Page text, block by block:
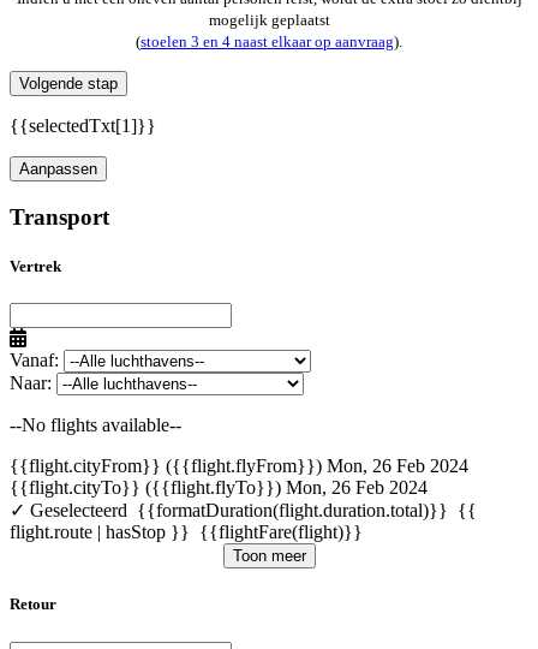
mogelijk geplaatst
(stoelen 3 en 4 naast elkaar op aanvraag).
Volgende stap
{{selectedTxt[1]}}
Aanpassen
Transport
Vertrek
Vanaf:
Naar:
--No flights available--
{{flight.cityFrom}} ({{flight.flyFrom}}) Mon, 26 Feb 2024
{{flight.cityTo}} ({{flight.flyTo}}) Mon, 26 Feb 2024
✓ Geselecteerd {{formatDuration(flight.duration.total)}} {{
flight.route | hasStop }} {{flightFare(flight)}}
Toon meer
Retour